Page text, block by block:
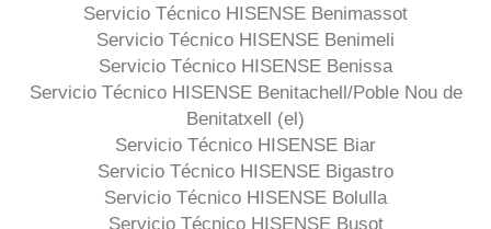
Servicio Técnico HISENSE Benimassot
Servicio Técnico HISENSE Benimeli
Servicio Técnico HISENSE Benissa
Servicio Técnico HISENSE Benitachell/Poble Nou de
Benitatxell (el)
Servicio Técnico HISENSE Biar
Servicio Técnico HISENSE Bigastro
Servicio Técnico HISENSE Bolulla
Servicio Técnico HISENSE Busot